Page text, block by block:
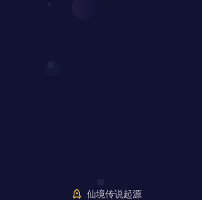
仙境传说起源